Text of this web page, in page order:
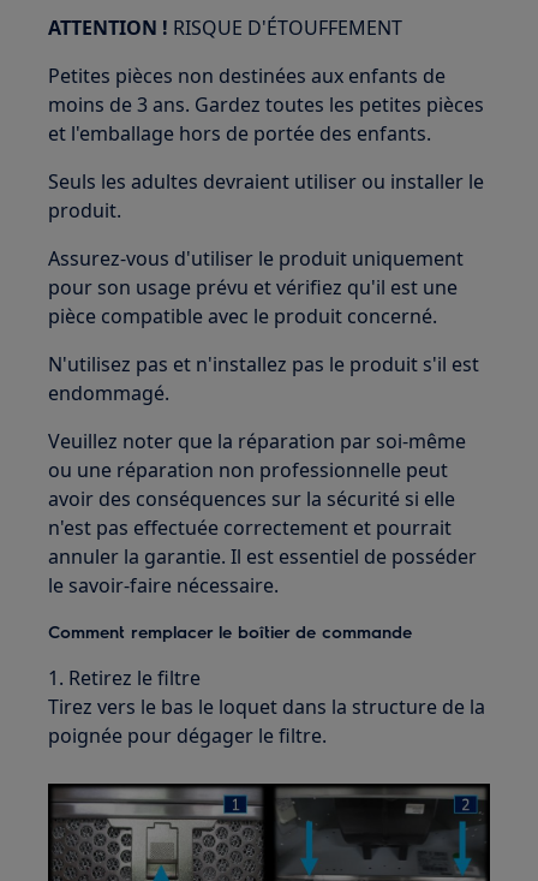
ATTENTION ! RISQUE D'ÉTOUFFEMENT
Petites pièces non destinées aux enfants de
moins de 3 ans. Gardez toutes les petites pièces
et l'emballage hors de portée des enfants.
Seuls les adultes devraient utiliser ou installer le
produit.
Assurez-vous d'utiliser le produit uniquement
pour son usage prévu et vérifiez qu'il est une
pièce compatible avec le produit concerné.
N'utilisez pas et n'installez pas le produit s'il est
endommagé.
Veuillez noter que la réparation par soi-même
ou une réparation non professionnelle peut
avoir des conséquences sur la sécurité si elle
n'est pas effectuée correctement et pourrait
annuler la garantie. Il est essentiel de posséder
le savoir-faire nécessaire.
Comment remplacer le boîtier de commande
1. Retirez le filtre
Tirez vers le bas le loquet dans la structure de la
poignée pour dégager le filtre.